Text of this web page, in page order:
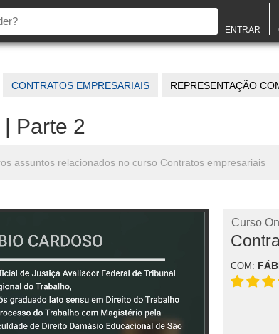
ENTRAR
CONTRATOS EMPRESARIAIS REPRESENTAÇÃO
Parte 2
assuntos relacionados no curso Contratos empresariais
Curso
COM: